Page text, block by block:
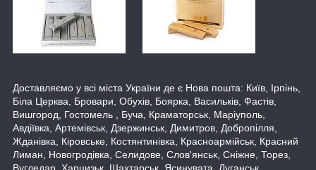
Доставляємо у всі міста України де є Нова пошта: Київ, Ірпінь,
Біла Церква, Бровари, Обухів, Боярка, Васильків, Фастів,
Вишгород, Гостомель , Буча, Краматорськ, Маріуполь,
Авдіївка, Артемівськ, Дзержинськ, Димитров, Добропілля,
Жданівка, Кіровське, Костянтинівка, Красноармійськ, Красний
Лиман, Новогродівка, Селидове, Слов'янськ, Сніжне, Торез,
Вугледар, Харцизьк, Шахтарськ, Ясинувата, Луганськ,